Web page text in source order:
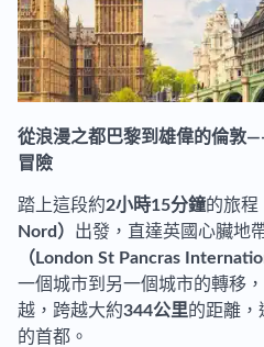
從浪漫之都 巴黎到雄偉的倫敦
冒險
踏上這段約2小時15分鐘的旅程
Nord） 出發，直達英國心臟地
（London St Pancras
一個城市到另一個城市的轉移
越，跨越大約344公里的距離
的首都。